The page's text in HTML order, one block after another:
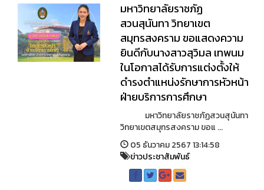
มหาวิทยาลัยราชภัฏ
สวนสุนันทา วิทยาเขต
สมุทรสงคราม ขอแสดงความ
ยินดีกับนางสาวสุวิมล เทพนม
ในโอกาสได้รับการแต่งตั้งให้
ดำรงตำแหน่งรักษาการหัวหน้า
ฝ่ายบริการการศึกษา
มหาวิทยาลัยราชภัฏสวนสุนันทา
วิทยาเขตสมุทรสงคราม ขอแ ...
05 ธันวาคม 2567 13:14:58
ข่าวประชาสัมพันธ์